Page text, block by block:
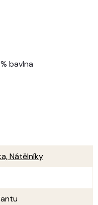
bavlna
Nátělníky